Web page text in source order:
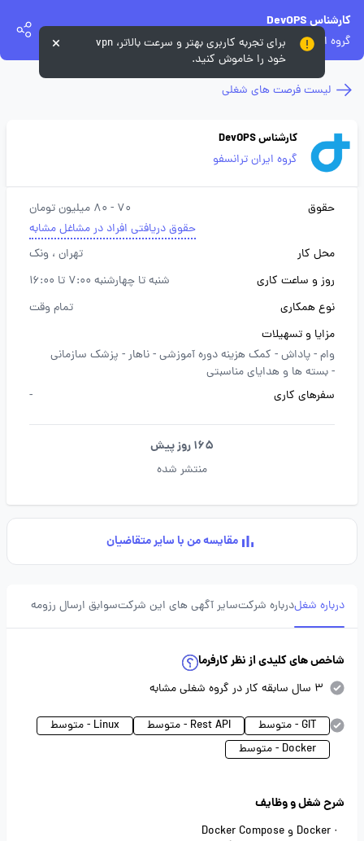
کارشناس DevOPS
گروه ایران ترانسفو
لیست فرصت های شغلی
کارشناس DevOPS
گروه ایران ترانسفو
حقوق
70 - 80 میلیون تومان
حقوق دریافتی افراد در مشاغل مشابه
محل کار
تهران ، ونک
روز و ساعت کاری
شنبه تا چهارشنبه 7:00 تا 16:00
نوع همکاری
تمام وقت
مزایا و تسهیلات
وام -پاداش - کمک هزینه دوره آموزشی -ناهار - پزشک سازمانی
-بسته ها و هدایای مناسبتی
سفرهای کاری
-
165 روز پیش
منتشر شده
مقایسه من با سایر متقاضیان
درباره شغلدرباره شرکتسایر آگهی های این شرکتسوابق ارسال رزومه
شاخص های کلیدی از نظر کارفرما
3 سال سابقه کار در گروه شغلی مشابه
GIT - متوسط Rest API - متوسط
Linux - متوسط
Docker - متوسط
شرح شغل و وظایف
· Docker و Docker Compose
برای تجربه کاربری بهتر و سرعت بالاتر، vpn
خود را خاموش کنید.